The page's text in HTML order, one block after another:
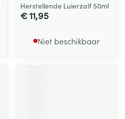
Herstellende Luierzalf 50ml
€ 11,95
Niet beschikbaar